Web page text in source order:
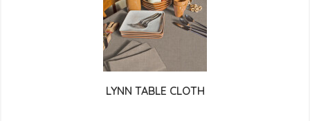
LYNN TABLE CLOTH